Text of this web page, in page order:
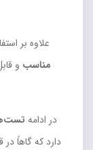
علاوه بر
مناسب و
در ادامه
دارد که گاهاً